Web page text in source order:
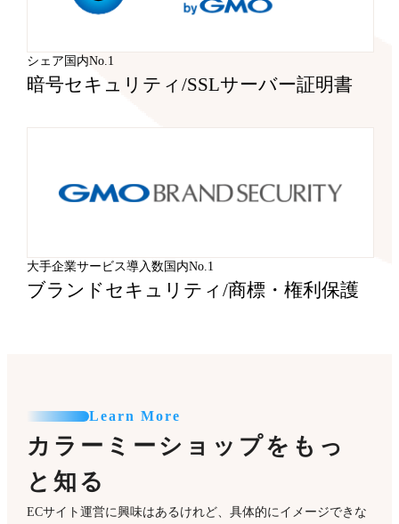
シェア国内No.1
暗号セキュリティ/SSLサーバー証明書
大手企業サービス導入数国内No.1
ブランドセキュリティ/商標・権利保護
Learn More
カラーミーショップをもっ
と知る
ECサイト運営に興味はあるけれど、具体的にイメージできな